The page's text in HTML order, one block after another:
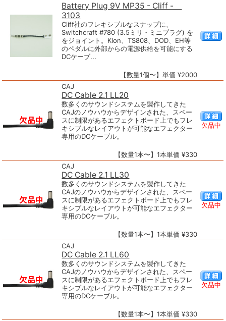
Battery Plug 9V MP35 - Cliff -
3103
Cliff社のフレキシブルなスナップに、
Switchcraft #780 (3.5ミリ・ミニプラグ) を
をジョイント。Klon、TS808、DOD、EH等
のペダルに外部からの電源供給を可能にする
DCケーブ...
【数量1個〜】単価 ¥2000
CAJ
DC Cable 2.1 LL20
数多くのサウンドシステムを製作してきた
CAJのノウハウからデザインされた、スペー
スに制限があるエフェクトボード上でもフレ
キシブルなレイアウトが可能なエフェクター
専用のDCケーブル。
【数量1本〜】1本単価 ¥330
欠品中
CAJ
DC Cable 2.1 LL30
数多くのサウンドシステムを製作してきた
CAJのノウハウからデザインされた、スペー
スに制限があるエフェクトボード上でもフレ
キシブルなレイアウトが可能なエフェクター
専用のDCケーブル。
【数量1本〜】1本単価 ¥330
欠品中
CAJ
DC Cable 2.1 LL60
数多くのサウンドシステムを製作してきた
CAJのノウハウからデザインされた、スペー
スに制限があるエフェクトボード上でもフレ
キシブルなレイアウトが可能なエフェクター
専用のDCケーブル。
【数量1本〜】1本単価 ¥330
欠品中